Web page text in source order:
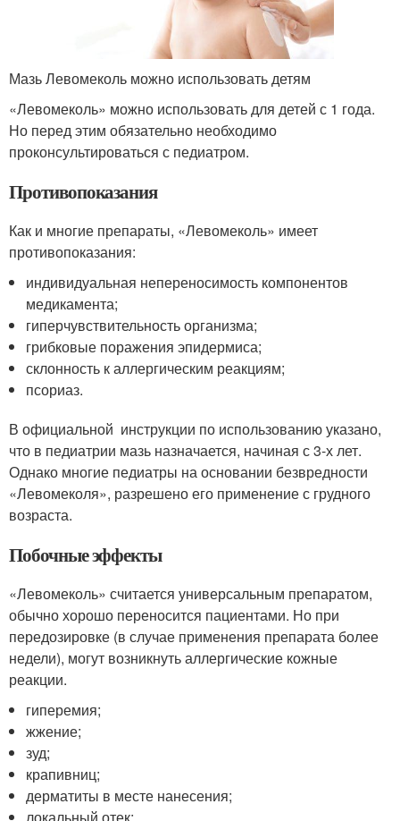
Мазь Левомеколь можно использовать детям
«Левомеколь» можно использовать для детей с 1 года.
Но перед этим обязательно необходимо
проконсультироваться с педиатром.
Противопоказания
Как и многие препараты, «Левомеколь» имеет
противопоказания:
индивидуальная непереносимость компонентов
медикамента;
гиперчувствительность организма;
грибковые поражения эпидермиса;
склонность к аллергическим реакциям;
псориаз.
В официальной инструкции по использованию указано,
что в педиатрии мазь назначается, начиная с 3-х лет.
Однако многие педиатры на основании безвредности
«Левомеколя», разрешено его применение с грудного
возраста.
Побочные эффекты
«Левомеколь» считается универсальным препаратом,
обычно хорошо переносится пациентами. Но при
передозировке (в случае применения препарата более
недели), могут возникнуть аллергические кожные
реакции.
гиперемия;
жжение;
зуд;
крапивниц;
дерматиты в месте нанесения;